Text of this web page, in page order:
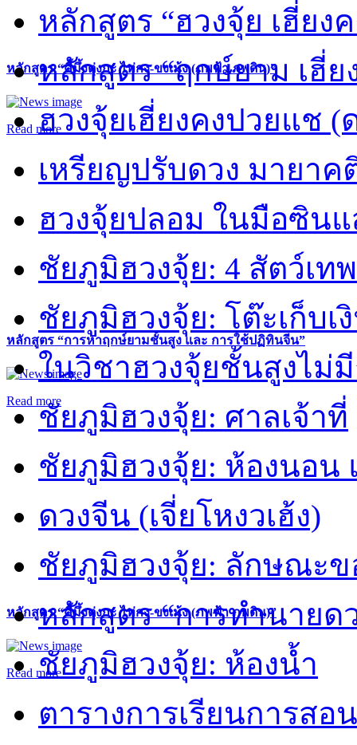
หลักสูตร “คี้มึ้งตุ่งกะ ไท่กง-ขงเม้ง (ภพฟ้า ภพดิน)”
Read more
หลักสูตร “การหาฤกษ์ยามชั้นสูง และ การใช้ปฏิทินจีน”
Read more
หลักสูตร “คี้มึ้งตุ่งกะ ไท่กง-ขงเม้ง (ภพฟ้า ภพดิน)”
Read more
หลักสูตร “ฮวงจุ้ย เฮี่ยง
หลักสูตร “ฤกษ์ยาม เฮี่ย
ฮวงจุ้ยเฮี่ยงคงปวยแช (
เหรียญปรับดวง มายา
ฮวงจุ้ยปลอม ในมือซิน
ชัยภูมิฮวงจุ้ย: 4 สัตว์เทพ
ชัยภูมิฮวงจุ้ย: โต๊ะเก็บเ
ในวิชาฮวงจุ้ยชั้นสูงไม่
ชัยภูมิฮวงจุ้ย: ศาลเจ้าที่
ชัยภูมิฮวงจุ้ย: ห้องนอน
ดวงจีน (เจี่ยโหงวเฮ้ง)
ชัยภูมิฮวงจุ้ย: ลักษณะ
หลักสูตร “การทำนายด
ชัยภูมิฮวงจุ้ย: ห้องน้ำ
ตารางการเรียนการส